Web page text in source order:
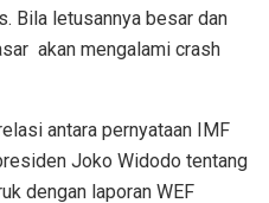
Bila letusannya besar dan
akan mengalami crash
antara pernyataan IMF
Joko Widodo tentang
dengan laporan WEF